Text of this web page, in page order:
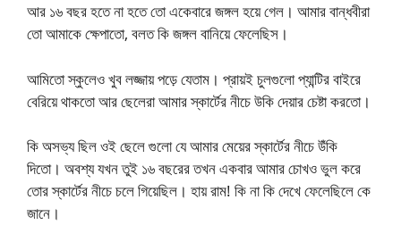
আর ১৬ বছর হতে না হতে তো একেবারে জঙ্গল হয়ে গেল। আমার বান্ধবীরা
তো আমাকে ক্ষেপাতো, বলত কি জঙ্গল বানিয়ে ফেলেছিস।
আমিতো স্কুলেও খুব লজ্জায় পড়ে যেতাম। প্রায়ই চুলগুলো প্যান্টির বাইরে
বেরিয়ে থাকতো আর ছেলেরা আমার স্কার্টের নীচে উকি দেয়ার চেষ্টা করতো।
কি অসভ্য ছিল ওই ছেলে গুলো যে আমার মেয়ের স্কার্টের নীচে উঁকি
দিতো। অবশ্য যখন তুই ১৬ বছরের তখন একবার আমার চোখও ভুল করে
তোর স্কার্টের নীচে চলে গিয়েছিল। হায় রাম! কি না কি দেখে ফেলেছিলে কে
জানে।